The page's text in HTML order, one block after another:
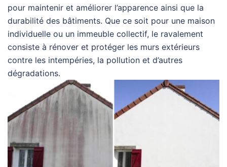
pour maintenir et améliorer l’apparence ainsi que la
durabilité des bâtiments. Que ce soit pour une maison
individuelle ou un immeuble collectif, le ravalement
consiste à rénover et protéger les murs extérieurs
contre les intempéries, la pollution et d’autres
dégradations.